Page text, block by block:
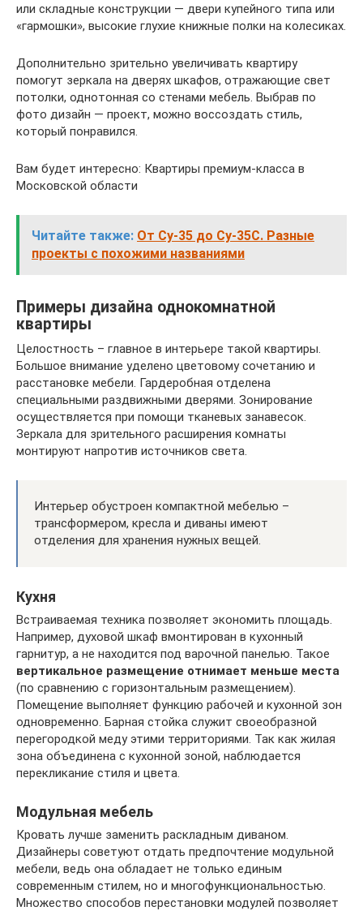
или складные конструкции — двери купейного типа или
«гармошки», высокие глухие книжные полки на колесиках.
Дополнительно зрительно увеличивать квартиру
помогут зеркала на дверях шкафов, отражающие свет
потолки, однотонная со стенами мебель. Выбрав по
фото дизайн — проект, можно воссоздать стиль,
который понравился.
Вам будет интересно: Квартиры премиум-класса в
Московской области
Читайте также: От Су-35 до Су-35С. Разные
проекты с похожими названиями
Примеры дизайна однокомнатной
квартиры
Целостность – главное в интерьере такой квартиры.
Большое внимание уделено цветовому сочетанию и
расстановке мебели. Гардеробная отделена
специальными раздвижными дверями. Зонирование
осуществляется при помощи тканевых занавесок.
Зеркала для зрительного расширения комнаты
монтируют напротив источников света.
Интерьер обустроен компактной мебелью –
трансформером, кресла и диваны имеют
отделения для хранения нужных вещей.
Кухня
Встраиваемая техника позволяет экономить площадь.
Например, духовой шкаф вмонтирован в кухонный
гарнитур, а не находится под варочной панелью. Такое
вертикальное размещение отнимает меньше места
(по сравнению с горизонтальным размещением).
Помещение выполняет функцию рабочей и кухонной зон
одновременно. Барная стойка служит своеобразной
перегородкой меду этими территориями. Так как жилая
зона объединена с кухонной зоной, наблюдается
перекликание стиля и цвета.
Модульная мебель
Кровать лучше заменить раскладным диваном.
Дизайнеры советуют отдать предпочтение модульной
мебели, ведь она обладает не только единым
современным стилем, но и многофункциональностью.
Множество способов перестановки модулей позволяет